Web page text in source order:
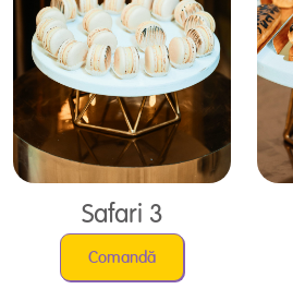
Safari 3
Comandă